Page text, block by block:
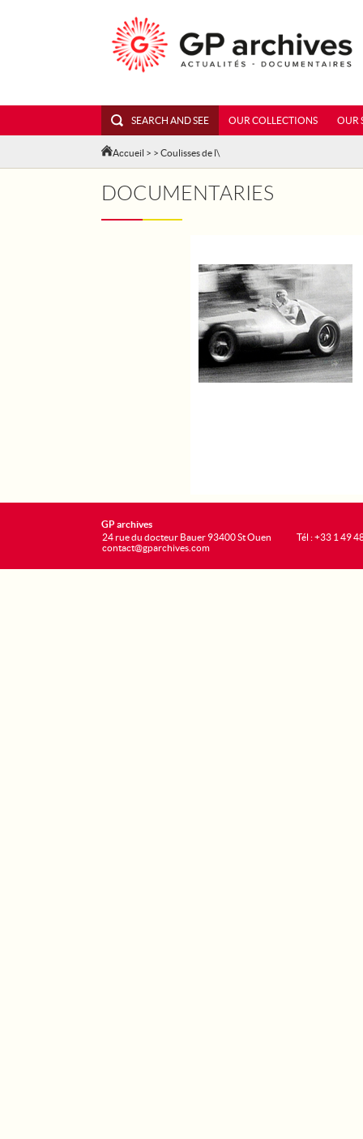
SEARCH AND SEE OUR COLLECTIONS OUR
Accueil > > Coulisses de l\
DOCUMENTARIES
GP archives
24 rue du docteur Bauer 93400 St Ouen
contact@gparchives.com
Tél : +33 1 49